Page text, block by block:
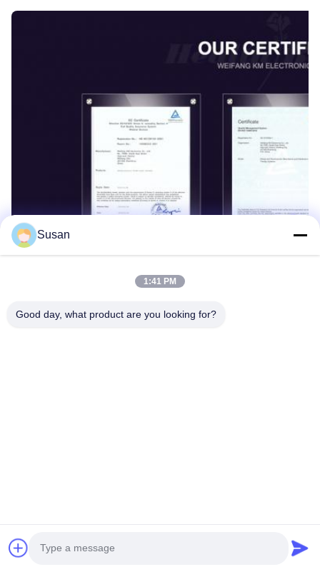
Imballaggio e consegna
Susan
1:41 PM
Good day, what product are you looking for?